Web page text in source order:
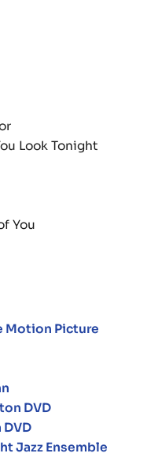
Look Tonight
You
Motion Picture
DVD
Jazz Ensemble